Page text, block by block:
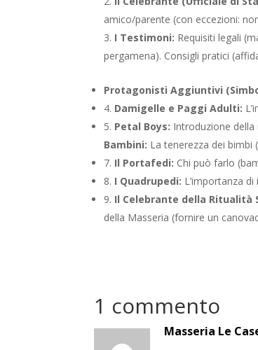
amico/parente (con eccezioni:
I Testimoni: Requisiti legali
pergamena). Consigli pratici
Protagonisti Aggiuntivi
4. Damigelle e Paggi Adulti:
5. Petal Boys: Introduzione
Bambini: La tenerezza dei bimbi
7. Il Portafedi: Chi può farlo
8. I Quadrupedi: L’importanza
9. Il Celebrante della Ritualità
della Masseria (fornire un
1 commento
Masseria Le